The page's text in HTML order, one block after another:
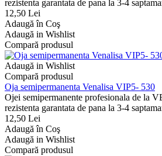
rezistenta garantata de pana la 3-4
12,50 Lei
Adaugă în Coş
Adaugă in Wishlist
Compară produsul
Adaugă in Wishlist
Compară produsul
Oja semipermanenta Venalisa VIP5- 530
Ojei semipermanente profesionala de la
rezistenta garantata de pana la 3-4
12,50 Lei
Adaugă în Coş
Adaugă in Wishlist
Compară produsul